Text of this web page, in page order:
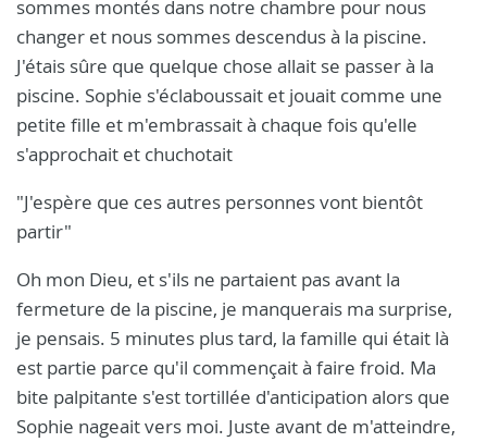
sommes montés dans notre chambre pour nous
changer et nous sommes descendus à la piscine.
J'étais sûre que quelque chose allait se passer à la
piscine. Sophie s'éclaboussait et jouait comme une
petite fille et m'embrassait à chaque fois qu'elle
s'approchait et chuchotait
"J'espère que ces autres personnes vont bientôt
partir"
Oh mon Dieu, et s'ils ne partaient pas avant la
fermeture de la piscine, je manquerais ma surprise,
je pensais. 5 minutes plus tard, la famille qui était là
est partie parce qu'il commençait à faire froid. Ma
bite palpitante s'est tortillée d'anticipation alors que
Sophie nageait vers moi. Juste avant de m'atteindre,